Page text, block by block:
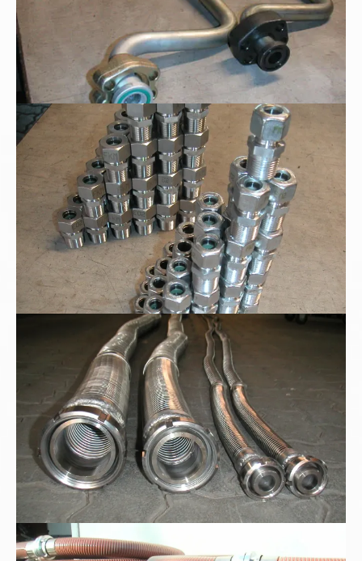
Edelstahl - Tauchrohrverschraubung
Metallschläuche mit Milchgewinde
Kunststoff-Spiralschläuche